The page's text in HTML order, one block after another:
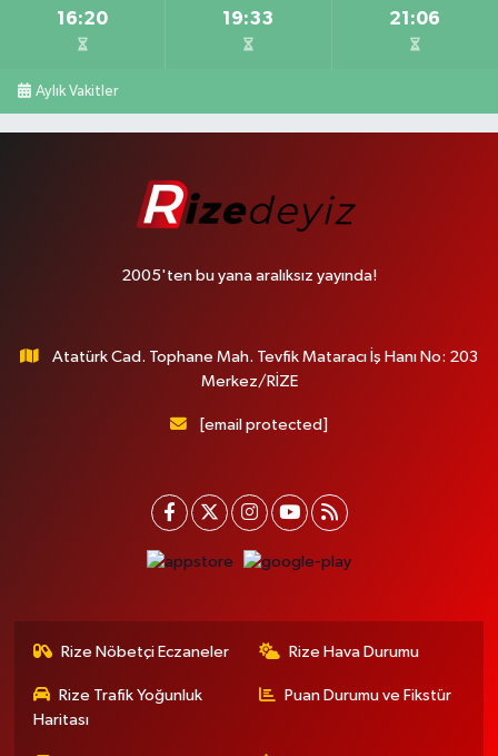
16:20 19:33 21:06
Aylık Vakitler
2005'ten bu yana aralıksız yayında!
Atatürk Cad. Tophane Mah. Tevfik Mataracı İş Hanı No: 203
Merkez/RİZE
[email protected]
Rize Nöbetçi Eczaneler Rize Hava Durumu
Rize Trafik Yoğunluk
Haritası
Puan Durumu ve Fikstür